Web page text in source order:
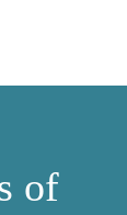
of